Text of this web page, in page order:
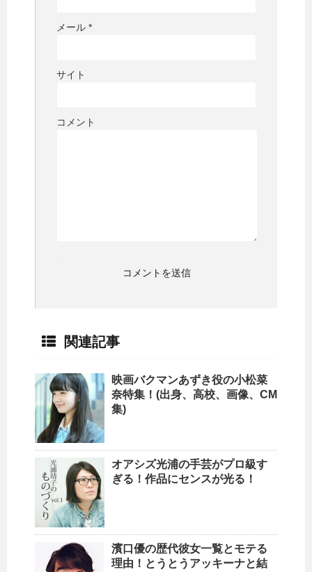
メール *
サイト
コメント
関連記事
映画バクマンあずき役の小松菜
奈特集！(出身、高校、画像、CM
集)
オアシズ光浦の手芸がプロ級す
ぎる！作品にセンスが光る！
濱口優の歴代彼女一覧とモテる
理由！とうとうアッキーナと結